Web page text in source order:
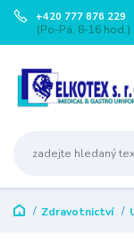
+420 777 876 229
(Po-Pá, 8-16 hod.)
Zdravotnictví